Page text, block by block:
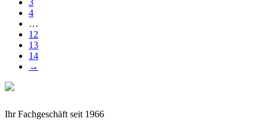
4
…
12
13
14
→
Ihr Fachgeschäft seit 1966